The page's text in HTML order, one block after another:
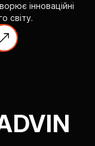
ADVIN
інноваційні
світу.